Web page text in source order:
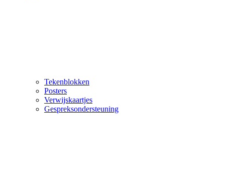
Tekenblokken
Posters
Verwijskaartjes
Gespreksondersteuning